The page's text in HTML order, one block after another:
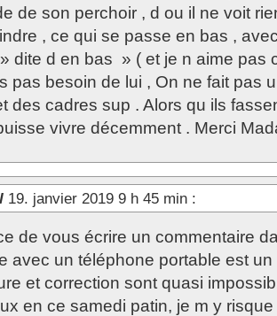
de son perchoir , d ou il ne voit
, ce qui se passe en bas ,
dite d en bas » ( et je n aime pas
pas besoin de lui , On ne fait pas
des cadres sup . Alors qu ils
vivre décemment . Merci
19. janvier 2019 9 h 45 min :
de vous écrire un commentaire
avec un téléphone portable est
et correction sont quasi
en ce samedi patin, je m y risque